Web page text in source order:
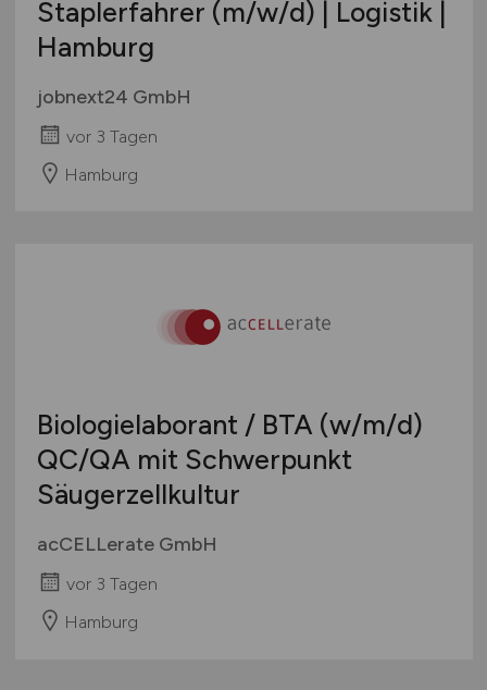
Staplerfahrer (m/w/d) | Logistik |
Hamburg
jobnext24 GmbH
vor 3 Tagen
Hamburg
Biologielaborant / BTA (w/m/d)
QC/QA mit Schwerpunkt
Säugerzellkultur
acCELLerate GmbH
vor 3 Tagen
Hamburg